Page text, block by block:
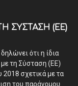
ΣΎΣΤΑΣΗ (ΕΕ)
ότι η ίδια
τη Σύσταση (ΕΕ)
σχετικά με τα
του παράνομου